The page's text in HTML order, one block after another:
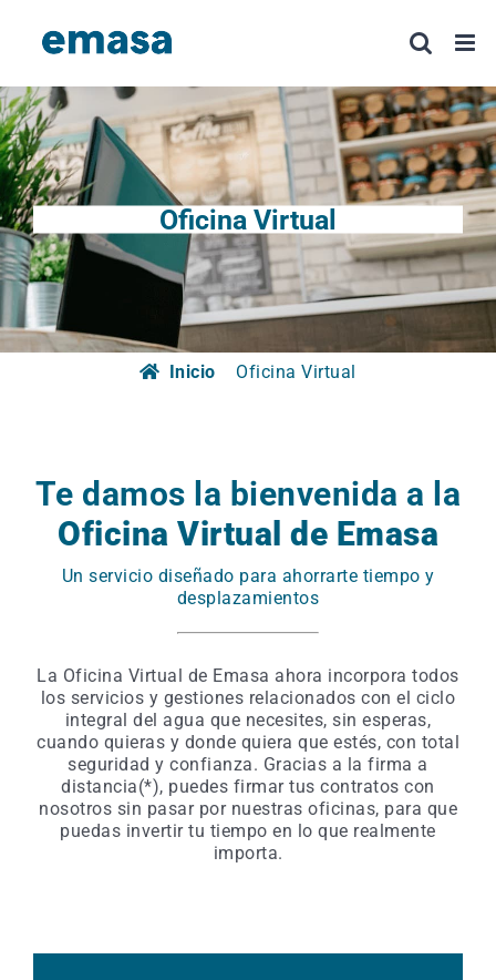
Oficina Virtual
Inicio Oficina Virtual
Te damos la bienvenida a la
Oficina Virtual de Emasa
Un servicio diseñado para ahorrarte tiempo y
desplazamientos
La Oficina Virtual de Emasa ahora incorpora todos
los servicios y gestiones relacionados con el ciclo
integral del agua que necesites, sin esperas,
cuando quieras y donde quiera que estés, con total
seguridad y confianza. Gracias a la firma a
distancia(*), puedes firmar tus contratos con
nosotros sin pasar por nuestras oficinas, para que
puedas invertir tu tiempo en lo que realmente
importa.